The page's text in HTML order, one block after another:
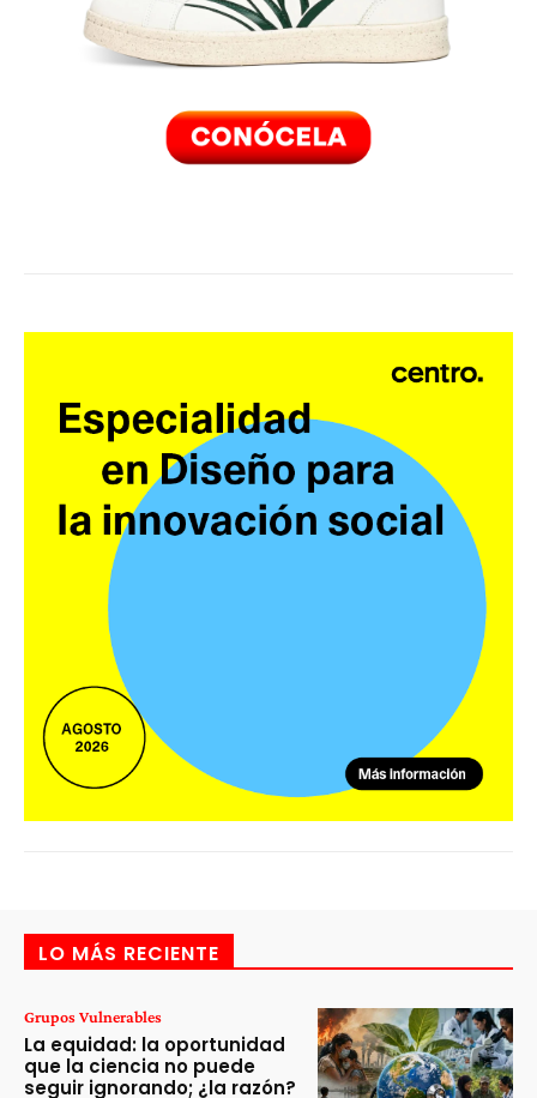
LO MÁS RECIENTE
Grupos Vulnerables
La equidad: la oportunidad
que la ciencia no puede
seguir ignorando; ¿la razón?